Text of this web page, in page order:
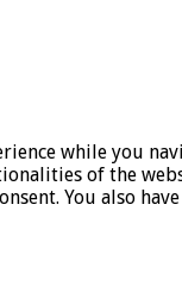
while you
of the
You also